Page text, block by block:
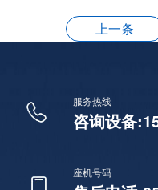
上一条
服务热线
咨询设备
座机号码